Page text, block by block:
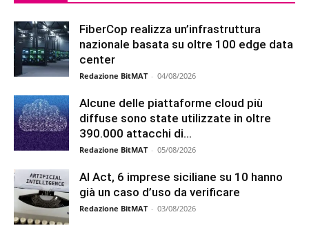
FiberCop realizza un’infrastruttura
nazionale basata su oltre 100 edge data
center
Redazione BitMAT - 04/08/2026
Alcune delle piattaforme cloud più
diffuse sono state utilizzate in oltre
390.000 attacchi di...
Redazione BitMAT - 05/08/2026
AI Act, 6 imprese siciliane su 10 hanno
già un caso d’uso da verificare
Redazione BitMAT - 03/08/2026